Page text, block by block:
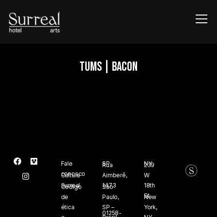
Info
TUMS | BACON
Fale
conosco
Cultura
Surreal
Código
de
ética
SP
Rua
Aimberê,
1473
São
Paulo,
SP –
01258-
NY
239
W
18th
St.
New
York,